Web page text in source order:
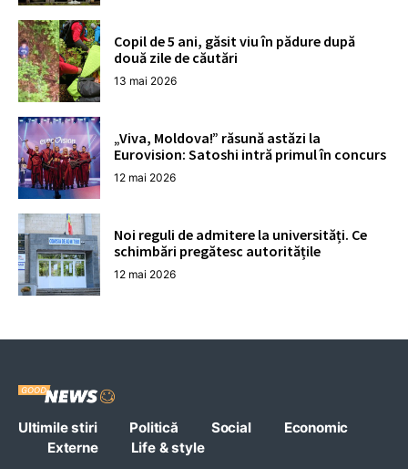
Copil de 5 ani, găsit viu în pădure după
două zile de căutări
13 mai 2026
„Viva, Moldova!” răsună astăzi la
Eurovision: Satoshi intră primul în concurs
12 mai 2026
Noi reguli de admitere la universități. Ce
schimbări pregătesc autoritățile
12 mai 2026
Ultimile stiri Politică Social
Economic
Externe
Life & style